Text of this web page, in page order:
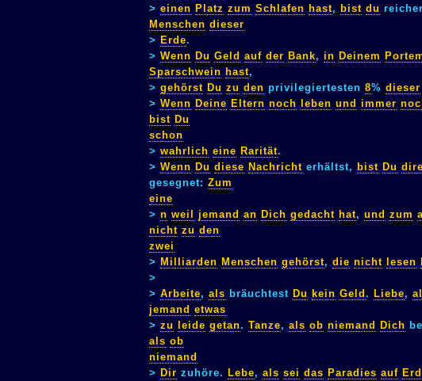
> einen Platz zum Schlafen hast, bist du reicher
Menschen dieser
> Erde.
> Wenn Du Geld auf der Bank, in Deinem
Sparschwein hast,
> gehörst Du zu den privilegiertesten 8% dieser
> Wenn Deine Eltern noch leben und immer
bist Du
schon
> wahrlich eine Rarität.
> Wenn Du diese Nachricht erhältst, bist Du
gesegnet: Zum
eine
> n weil jemand an Dich gedacht hat, und zum
nicht zu den
zwei
> Milliarden Menschen gehörst, die nicht lesen
>
> Arbeite, als bräuchtest Du kein Geld . Liebe,
jemand etwas
> zu leide getan. Tanze, als ob niemand Dich
als ob
niemand
> Dir zuhöre. Lebe, als sei das Paradies auf